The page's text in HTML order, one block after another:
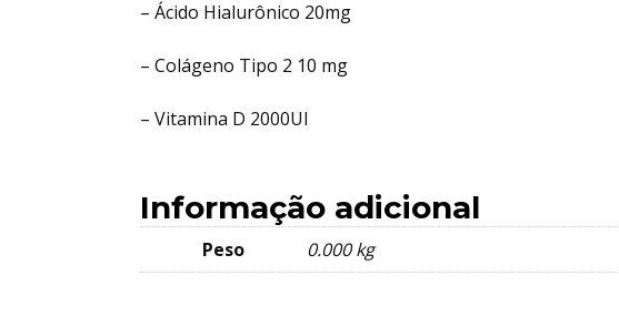
– Ácido Hialurônico 20mg
– Colágeno Tipo 2 10 mg
– Vitamina D 2000UI
Informação adicional
Peso 0.000 kg